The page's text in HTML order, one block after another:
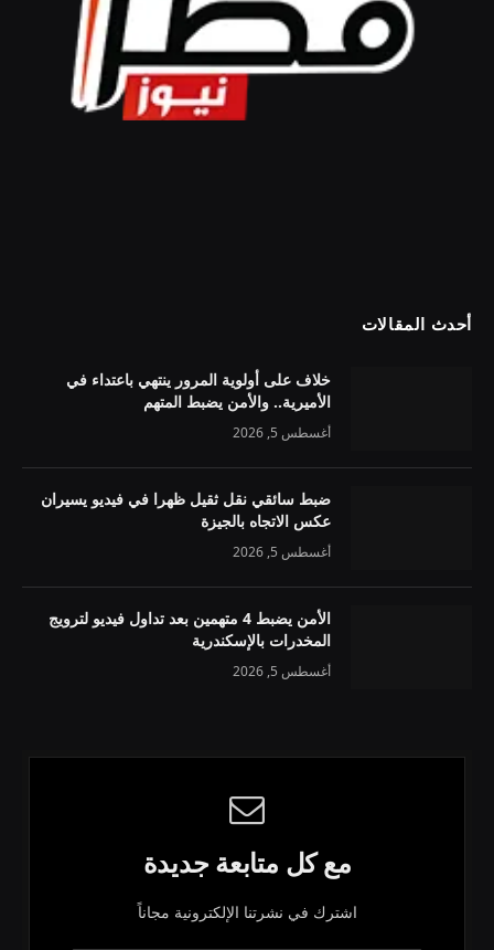
أحدث المقالات
خلاف على أولوية المرور ينتهي باعتداء في
الأميرية.. والأمن يضبط المتهم
أغسطس 5, 2026
ضبط سائقي نقل ثقيل ظهرا في فيديو يسيران
عكس الاتجاه بالجيزة
أغسطس 5, 2026
الأمن يضبط 4 متهمين بعد تداول فيديو لترويج
المخدرات بالإسكندرية
أغسطس 5, 2026
مع كل متابعة جديدة
اشترك في نشرتنا الإلكترونية مجاناً